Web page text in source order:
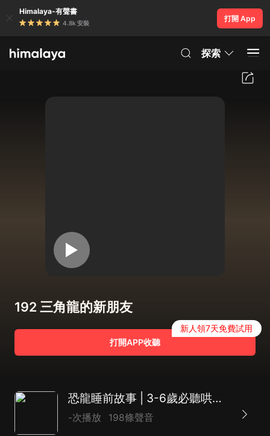
Himalaya-有聲書
4.8k 安裝
打開 App
探索
192 三角龍的新朋友
打開APP收聽
新人領7天免費試用
恐龍睡前故事 | 3-6歲必聽哄睡故事
-次播放 198條聲音